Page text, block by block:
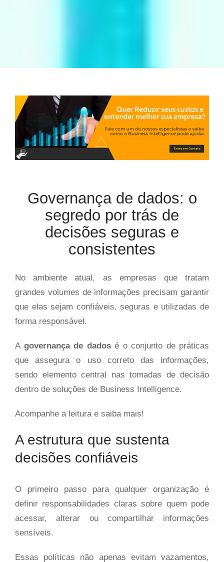
Governança de dados: o
segredo por trás de
decisões seguras e
consistentes
No ambiente atual, as empresas que tratam
grandes volumes de informações precisam garantir
que elas sejam confiáveis, seguras e utilizadas de
forma responsável.
A governança de dadosé o conjunto de práticas
que assegura o uso correto das informações,
sendo elemento central nas tomadas de decisão
dentro de soluções de Business Intelligence.
Acompanhe a leitura e saiba mais!
A estrutura que sustenta
decisões confiáveis
O primeiro passo para qualquer organização é
definir responsabilidades claras sobre quem pode
acessar, alterar ou compartilhar informações
sensíveis.
Essas políticas não apenas evitam vazamentos,